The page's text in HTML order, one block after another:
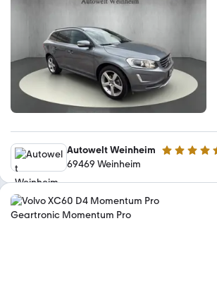
Autowelt Weinheim 4.7 Sterne
69469 Weinheim